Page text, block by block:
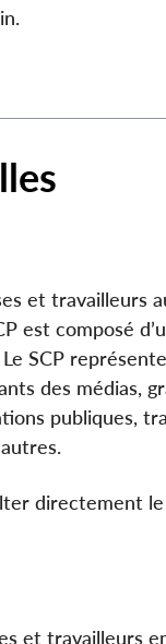
et travailleurs
est composé
SCP
des médias,
publiques,
directement
et travailleurs